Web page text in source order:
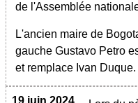
de l'Assemblée
L'ancien maire de
gauche Gustavo Petro
et remplace Ivan Duque.